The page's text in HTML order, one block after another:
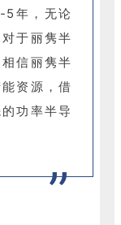
5年，无论
于丽隽半
信丽隽半
资源，借
功率半导
”